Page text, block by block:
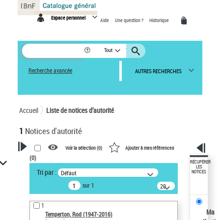
Espace personnel Aide Une question ? Historique
Tout
Recherche avancée AUTRES RECHERCHES
Accueil Liste de notices d’autorité
1 Notices d'autorité
VOTRE RECHERCHE
Recherche avancée dans les
notices d’autorité
Œuvres liées à l'auteur :
Temperton, Rod (1947-2016)
Voir la sélection (0) Ajouter à mes références
(0)
Tri par : Défaut
sur 1
20
résultats/page
1
Temperton, Rod (1947-2016)
RÉCUPÉRER
LES
NOTICES
Ma
Panneau de gestion des cookies